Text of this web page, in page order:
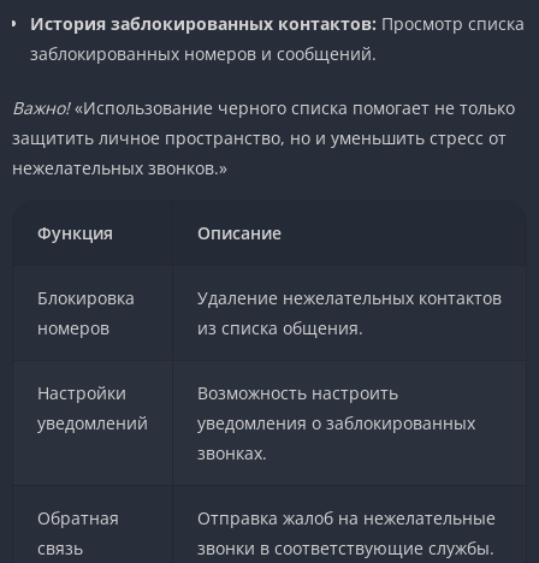
История заблокированных контактов: Просмотр списка
заблокированных номеров и сообщений.
Важно!«Использование черного списка помогает не только
защитить личное пространство, но и уменьшить стресс от
нежелательных звонков.»
Функция Описание
Блокировка
номеров
Удаление нежелательных контактов
из списка общения.
Настройки
уведомлений
Возможность настроить
уведомления о заблокированных
звонках.
Обратная
связь
Отправка жалоб на нежелательные
звонки в соответствующие службы.